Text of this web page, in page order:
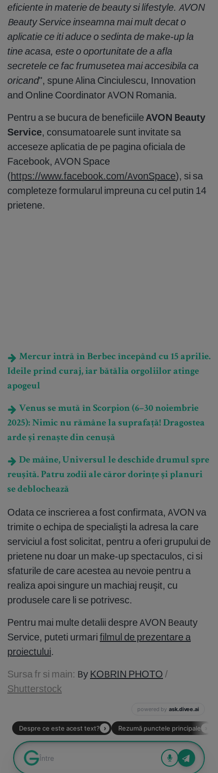
eficiente in materie de beauty si lifestyle. AVON
Beauty Service inseamna mai mult decat o
aplicatie ce iti aduce o sedinta de make-up la
tine acasa, este o oportunitate de a afla
secretele ce fac frumusetea mai accesibila ca
oricand", spune Alina Cinciulescu, Innovation
and Online Coordinator AVON Romania.
Pentru a se bucura de beneficiile AVON Beauty
Service, consumatoarele sunt invitate sa
acceseze aplicatia de pe pagina oficiala de
Facebook, AVON Space
(https://www.facebook.com/AvonSpace), si sa
completeze formularul impreuna cu cel putin 14
prietene.
Mercur intră în Berbec începând cu 15 aprilie.
Ideile prind curaj, iar bătălia orgoliilor atinge
apogeul
Venus se mută în Scorpion (6–30 noiembrie
2025): Nimic nu rămâne la suprafață! Dragostea
arde și renaște din cenușă
De mâine, Universul le deschide drumul spre
reușită. Patru zodii ale căror dorințe și planuri
se deblochează
Odata ce inscrierea a fost confirmata, AVON va
trimite o echipa de specialişti la adresa la care
serviciul a fost solicitat, pentru a oferi grupului de
prietene nu doar un make-up spectaculos, ci si
sfaturile de care acestea au nevoie pentru a
realiza apoi singure un machiaj reuşit, cu
produsele care li se potrivesc.
Pentru mai multe detalii despre AVON Beauty
Service, puteti urmari filmul de prezentare a
proiectului.
Sursa fr si main: By KOBRIN PHOTO /
Shutterstock